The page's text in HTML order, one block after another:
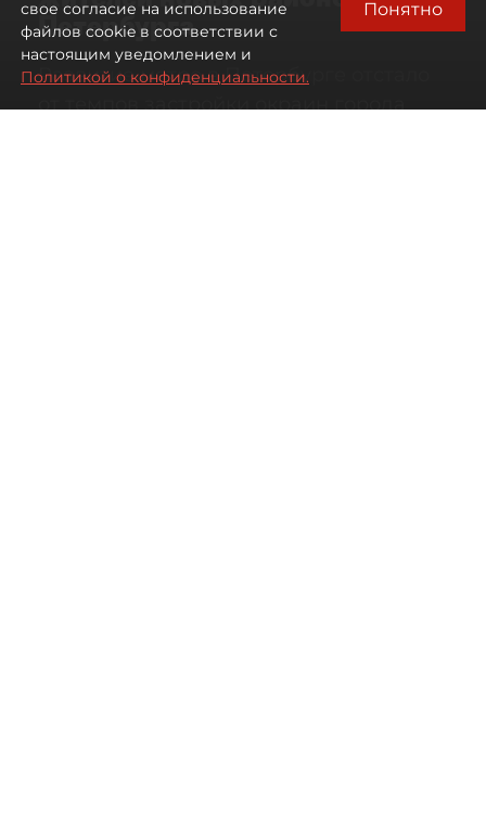
Петербурга
Развитие метро в Петербурге отстало
от темпов застройки окраин города
свое согласие на использование
файлов cookie в соответствии с
настоящим уведомлением и
Политикой о конфиденциальности.
Понятно